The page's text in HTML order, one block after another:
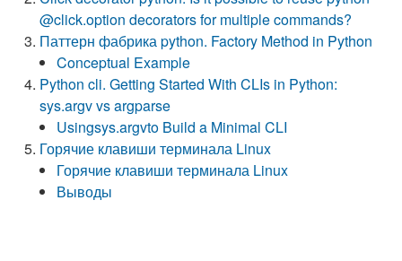
@click.option decorators for multiple commands?
Паттерн фабрика python. Factory Method in Python
Conceptual Example
Python cli. Getting Started With CLIs in Python:
sys.argv vs argparse
Usingsys.argvto Build a Minimal CLI
Горячие клавиши терминала Linux
Горячие клавиши терминала Linux
Выводы